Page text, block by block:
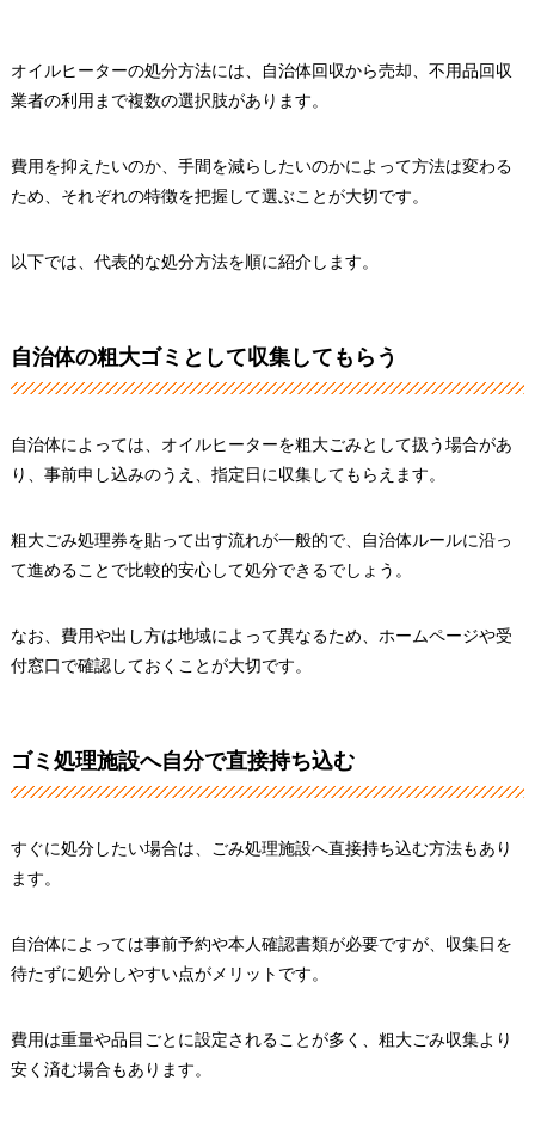
オイルヒーターの処分方法には、自治体回収から売却、不用品回収
業者の利用まで複数の選択肢があります。
費用を抑えたいのか、手間を減らしたいのかによって方法は変わる
ため、それぞれの特徴を把握して選ぶことが大切です。
以下では、代表的な処分方法を順に紹介します。
自治体の粗大ゴミとして収集してもらう
自治体によっては、オイルヒーターを粗大ごみとして扱う場合があ
り、事前申し込みのうえ、指定日に収集してもらえます。
粗大ごみ処理券を貼って出す流れが一般的で、自治体ルールに沿っ
て進めることで比較的安心して処分できるでしょう。
なお、費用や出し方は地域によって異なるため、ホームページや受
付窓口で確認しておくことが大切です。
ゴミ処理施設へ自分で直接持ち込む
すぐに処分したい場合は、ごみ処理施設へ直接持ち込む方法もあり
ます。
自治体によっては事前予約や本人確認書類が必要ですが、収集日を
待たずに処分しやすい点がメリットです。
費用は重量や品目ごとに設定されることが多く、粗大ごみ収集より
安く済む場合もあります。